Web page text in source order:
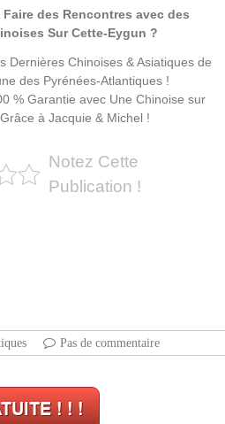
Faire des Rencontres avec des
Sur Cette-Eygun ?
Dernières Chinoises & Asiatiques de
des Pyrénées-Atlantiques !
% Garantie avec Une Chinoise sur
à Jacquie & Michel !
Notez Cette
Publication !
Pas de commentaire